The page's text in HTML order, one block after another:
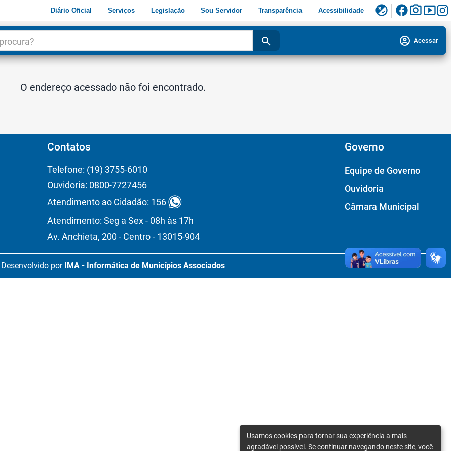
Diário Oficial Serviços Legislação Sou Servidor Transparência Acessibilidade flaky facebookphoto_camerasmart_display
search account_circle Acessar
O endereço acessado não foi encontrado.
Contatos
Telefone: (19) 3755-6010
Ouvidoria: 0800-7727456
Atendimento ao Cidadão: 156
Atendimento: Seg a Sex - 08h às 17h
Av. Anchieta, 200 - Centro - 13015-904
Governo
Equipe de Governo
Ouvidoria
Câmara Municipal
Desenvolvido por IMA - Informática de Municípios Associados
Usamos cookies para tornar sua experiência a mais
agradável possível. Se continuar navegando neste site, você